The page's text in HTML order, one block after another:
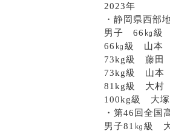
2023年
・静岡県西
男子 66㎏
66㎏級 山本
73kg級 藤
73kg級 山
81kg級 大
100kg級 大
・第46回全国
男子81㎏級